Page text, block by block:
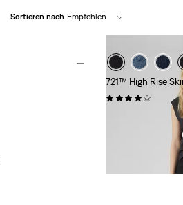
Sortieren nach Empfohlen
721™ High Rise